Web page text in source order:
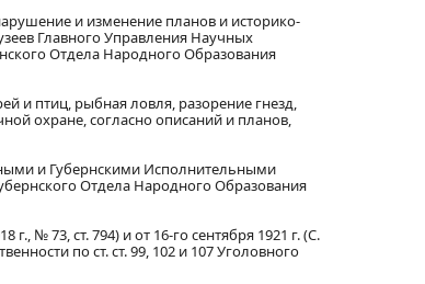
и изменение планов и историко-
Главного Управления Научных
Отдела Народного Образования
и птиц, рыбная ловля, разорение гнезд,
охране, согласно описаний и планов,
и Губернскими Исполнительными
Отдела Народного Образования
№ 73, ст. 794) и от 16-го сентября 1921 г. (С.
по ст. ст. 99, 102 и 107 Уголовного